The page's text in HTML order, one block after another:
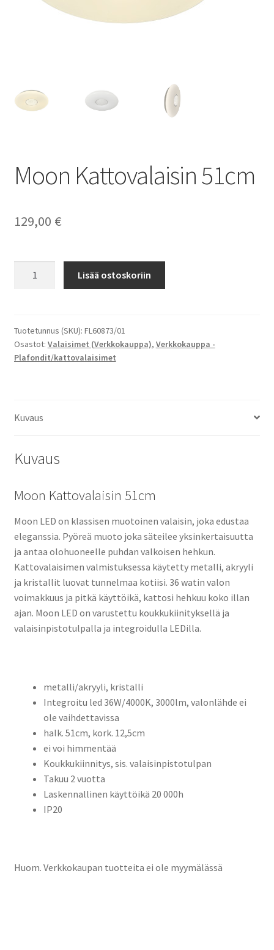
Moon Kattovalaisin 51cm
129,00 €
Lisää ostoskoriin
Tuotetunnus (SKU): FL60873/01
Osastot: Valaisimet (Verkkokauppa), Verkkokauppa -
Plafondit/kattovalaisimet
Kuvaus
Kuvaus
Moon Kattovalaisin 51cm
Moon LED on klassisen muotoinen valaisin, joka edustaa
eleganssia. Pyöreä muoto joka säteilee yksinkertaisuutta
ja antaa olohuoneelle puhdan valkoisen hehkun.
Kattovalaisimen valmistuksessa käytetty metalli, akryyli
ja kristallit luovat tunnelmaa kotiisi. 36 watin valon
voimakkuus ja pitkä käyttöikä, kattosi hehkuu koko illan
ajan. Moon LED on varustettu koukkukiinityksellä ja
valaisinpistotulpalla ja integroidulla LEDilla.
metalli/akryyli, kristalli
Integroitu led 36W/4000K, 3000lm, valonlähde ei
ole vaihdettavissa
halk. 51cm, kork. 12,5cm
ei voi himmentää
Koukkukiinnitys, sis. valaisinpistotulpan
Takuu 2 vuotta
Laskennallinen käyttöikä 20 000h
IP20
Huom. Verkkokaupan tuotteita ei ole myymälässä